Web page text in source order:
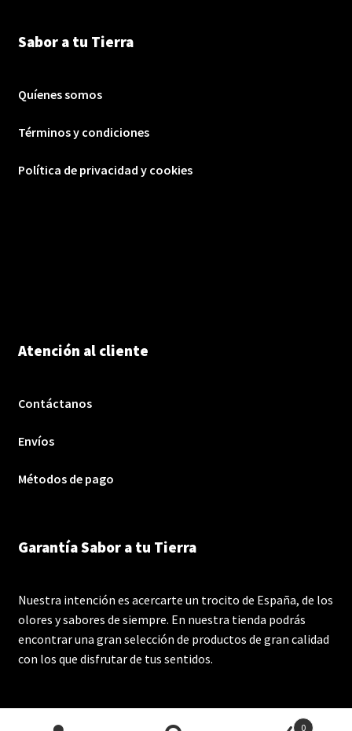
Sabor a tu Tierra
Quíenes somos
Términos y condiciones
Política de privacidad y cookies
Atención al cliente
Contáctanos
Envíos
Métodos de pago
Garantía Sabor a tu Tierra
Nuestra intención es acercarte un trocito de España, de los
olores y sabores de siempre. En nuestra tienda podrás
encontrar una gran selección de productos de gran calidad
con los que disfrutar de tus sentidos.
0